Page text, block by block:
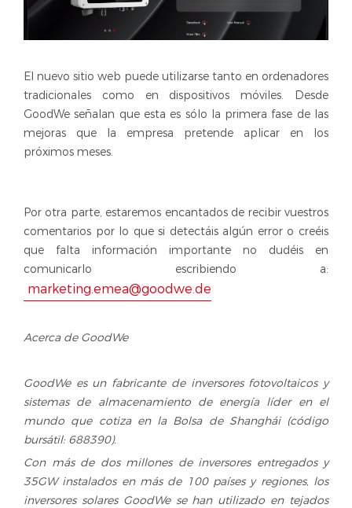
El nuevo sitio web puede utilizarse tanto en ordenadores
tradicionales como en dispositivos móviles. Desde
GoodWe señalan que esta es sólo la primera fase de las
mejoras que la empresa pretende aplicar en los
próximos meses.
Por otra parte, estaremos encantados de recibir vuestros
comentarios por lo que si detectáis algún error o creéis
que falta información importante no dudéis en
comunicarlo escribiendo a:
marketing.emea@goodwe.de
Acerca de GoodWe
GoodWe es un fabricante de inversores fotovoltaicos y
sistemas de almacenamiento de energía líder en el
mundo que cotiza en la Bolsa de Shanghái (código
bursátil: 688390).
Con más de dos millones de inversores entregados y
35GW instalados en más de 100 países y regiones, los
inversores solares GoodWe se han utilizado en tejados